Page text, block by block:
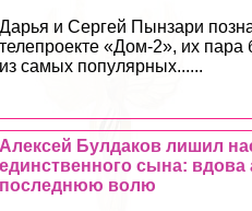
Дарья и Сергeй Пынзари
телепроекте «Дом-2», их пара
из самых популярных......
Алексей Булдаков лишил
единственного сына: вдова
последнюю волю